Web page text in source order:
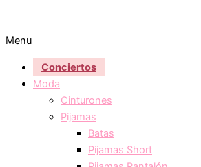
Menu
Conciertos
Moda
Cinturones
Pijamas
Batas
Pijamas Short